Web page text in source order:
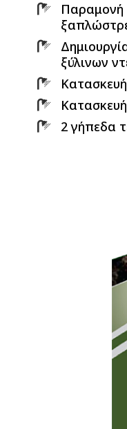
Παραμονή
ξύλινων
2 γήπεδα